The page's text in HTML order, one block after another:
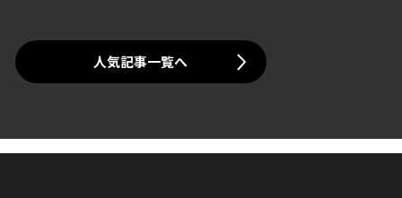
人気記事一覧へ